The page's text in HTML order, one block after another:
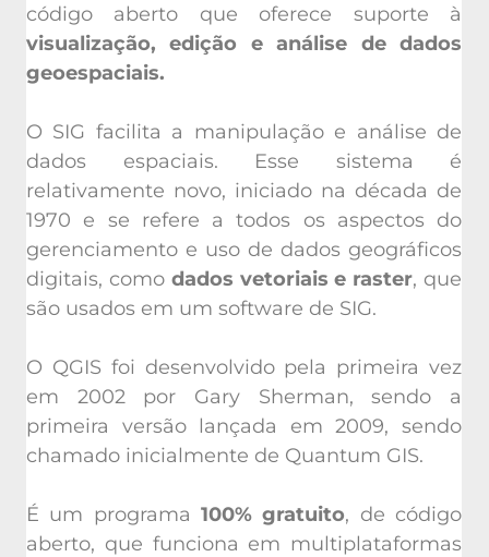
código aberto que oferece suporte à
visualização, edição e análise de dados
geoespaciais.
O SIG facilita a manipulação e análise de
dados espaciais. Esse sistema é
relativamente novo, iniciado na década de
1970 e se refere a todos os aspectos do
gerenciamento e uso de dados geográficos
digitais, como dados vetoriais e raster, que
são usados em um software de SIG.
O QGIS foi desenvolvido pela primeira vez
em 2002 por Gary Sherman, sendo a
primeira versão lançada em 2009, sendo
chamado inicialmente de Quantum GIS.
É um programa 100% gratuito, de código
aberto, que funciona em multiplataformas